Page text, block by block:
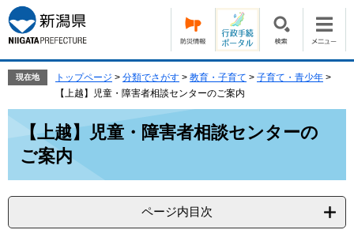
ー
ジ
の
で
ニ
ュ
ー
ば
現在地 トップページ > 分類でさがす > 教育・子育て > 子育て・青少年 >
【上越】児童・障害者相談センターのご案内
【上越】児童・障害者相談センターの
ご案内
ページ内目次